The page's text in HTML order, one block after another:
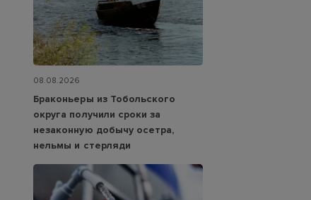
08.08.2026
Браконьеры из Тобольского
округа получили сроки за
незаконную добычу осетра,
нельмы и стерляди